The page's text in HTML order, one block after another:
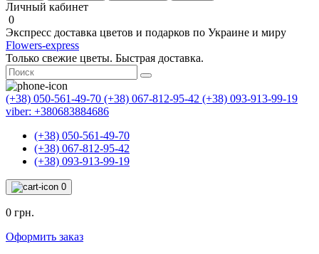
Личный кабинет
0
Экспресс доставка цветов и подарков по Украине и миру
Flowers-express
Только свежие цветы. Быстрая доставка.
(+38) 050-561-49-70 (+38) 067-812-95-42 (+38) 093-913-99-19
viber: +380683884686
(+38) 050-561-49-70
(+38) 067-812-95-42
(+38) 093-913-99-19
0
0 грн.
Оформить заказ